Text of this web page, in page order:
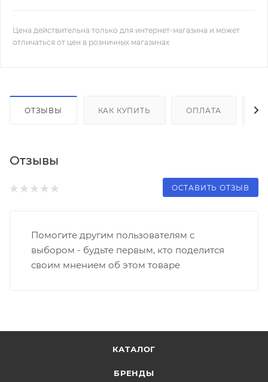
Цена действительна только для интернет-магазина и может
отличаться от цен в розничных магазинах
ОТЗЫВЫ КАК КУПИТЬ ОПЛАТА
Отзывы
ОСТАВИТЬ ОТЗЫВ
Помогите другим пользователям с
выбором - будьте первым, кто поделится
своим мнением об этом товаре
КАТАЛОГ
БРЕНДЫ